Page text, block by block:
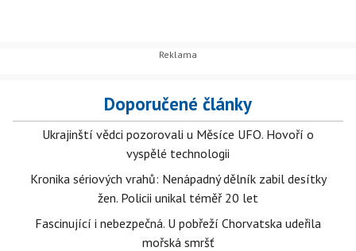
Doporučené články
Ukrajinští vědci pozorovali u Měsíce UFO. Hovoří o
vyspělé technologii
Kronika sériových vrahů: Nenápadný dělník zabil desítky
žen. Policii unikal téměř 20 let
Fascinující i nebezpečná. U pobřeží Chorvatska udeřila
mořská smršť